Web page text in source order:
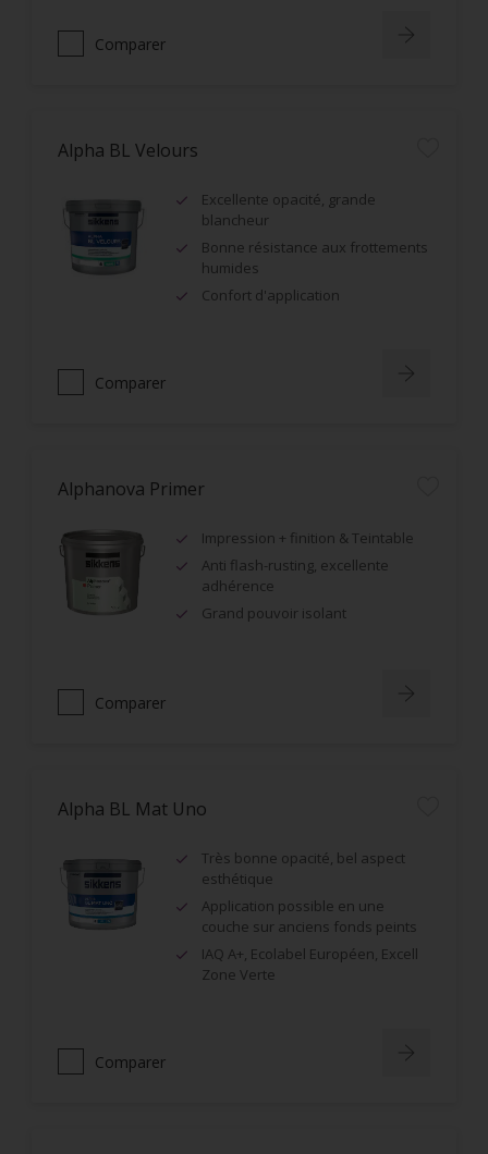
Comparer
Alpha BL Velours
Excellente opacité, grande
blancheur
Bonne résistance aux frottements
humides
Confort d'application
Comparer
Alphanova Primer
Impression + finition & Teintable
Anti flash-rusting, excellente
adhérence
Grand pouvoir isolant
Comparer
Alpha BL Mat Uno
Très bonne opacité, bel aspect
esthétique
Application possible en une
couche sur anciens fonds peints
IAQ A+, Ecolabel Européen, Excell
Zone Verte
Comparer